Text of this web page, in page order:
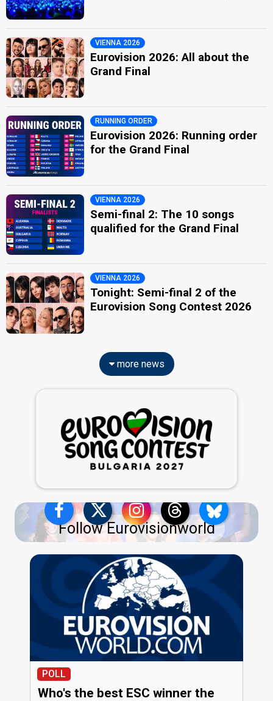
VIENNA 2026
Eurovision 2026: All about the
Grand Final
RUNNING ORDER
Eurovision 2026: Running order
for the Grand Final
VIENNA 2026
Semi-final 2: The 10 songs
qualified for the Grand Final
VIENNA 2026
Tonight: Semi-final 2 of the
Eurovision Song Contest 2026
more news
Follow Eurovisionworld
POLL
Who's the best ESC winner the